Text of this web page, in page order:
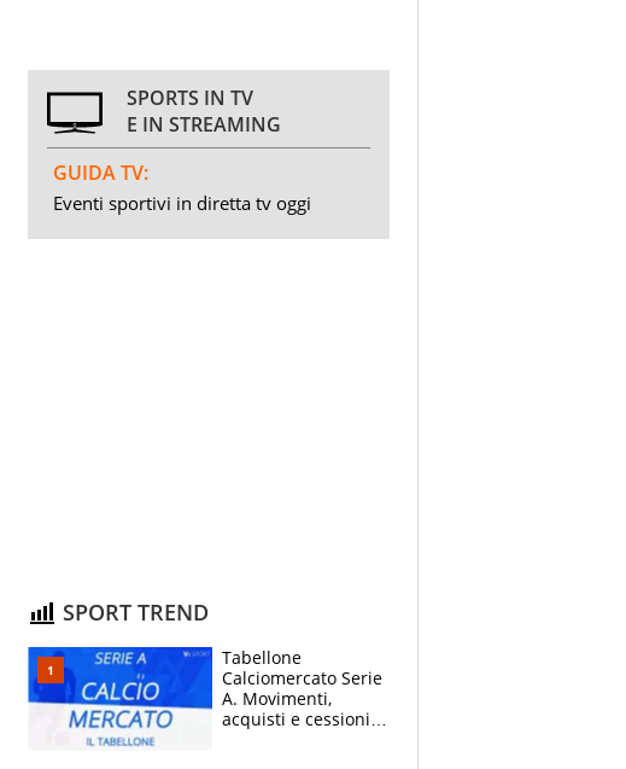
SPORTS IN TV
E IN STREAMING
GUIDA TV:
Eventi sportivi in diretta tv oggi
SPORT TREND
Tabellone
Calciomercato Serie
A. Movimenti,
acquisti e cessioni: